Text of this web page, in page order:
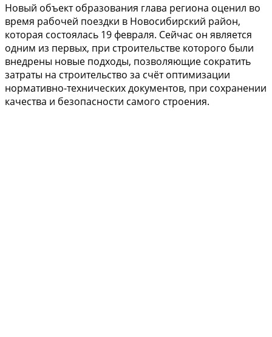
Новый объект образования глава региона оценил во
время рабочей поездки в Новосибирский район,
которая состоялась 19 февраля. Сейчас он является
одним из первых, при строительстве которого были
внедрены новые подходы, позволяющие сократить
затраты на строительство за счёт оптимизации
нормативно-технических документов, при сохранении
качества и безопасности самого строения.